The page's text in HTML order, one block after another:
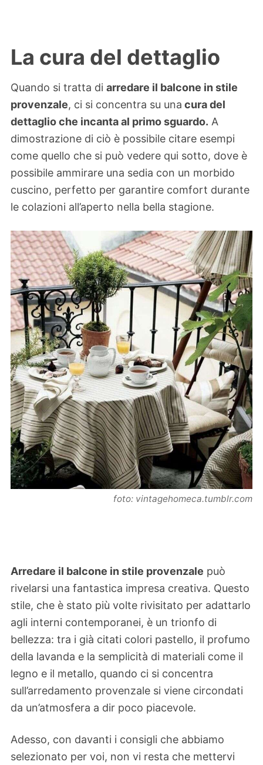
La cura del dettaglio
Quando si tratta di arredare il balcone in stile
provenzale, ci si concentra su una cura del
dettaglio che incanta al primo sguardo. A
dimostrazione di ciò è possibile citare esempi
come quello che si può vedere qui sotto, dove è
possibile ammirare una sedia con un morbido
cuscino, perfetto per garantire comfort durante
le colazioni all’aperto nella bella stagione.
foto: vintagehomeca.tumblr.com
Arredare il balcone in stile provenzale può
rivelarsi una fantastica impresa creativa. Questo
stile, che è stato più volte rivisitato per adattarlo
agli interni contemporanei, è un trionfo di
bellezza: tra i già citati colori pastello, il profumo
della lavanda e la semplicità di materiali come il
legno e il metallo, quando ci si concentra
sull’arredamento provenzale si viene circondati
da un’atmosfera a dir poco piacevole.
Adesso, con davanti i consigli che abbiamo
selezionato per voi, non vi resta che mettervi